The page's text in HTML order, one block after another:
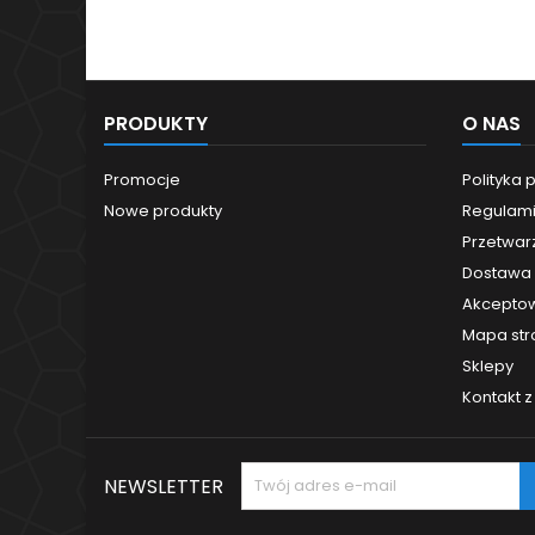
PRODUKTY
Promocje
Nowe produkty
O NAS
Polityka
Dostawa
Mapa
Sklepy
Kontakt
NEWSLETTER